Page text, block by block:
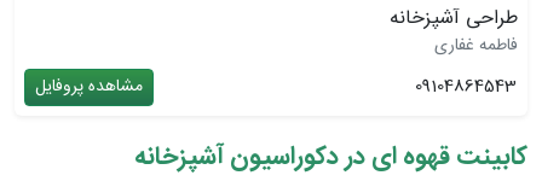
طراحی آشپزخانه
فاطمه غفاری
09104864543
مشاهده پروفایل
کابینت قهوه ای در دکوراسیون آشپزخانه